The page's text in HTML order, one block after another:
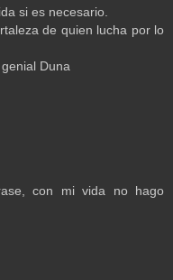
si es necesario.
de quien lucha por lo
Duna
con mi vida no hago